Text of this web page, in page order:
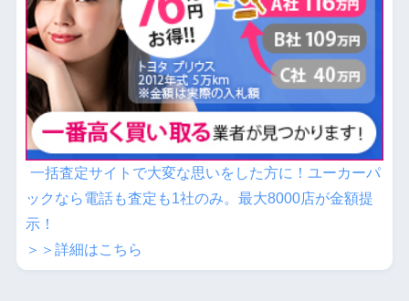
一括査定サイトで大変な思いをした方に！ユーカーパ
ックなら電話も査定も1社のみ。最大8000店が金額提
示！
＞＞詳細はこちら